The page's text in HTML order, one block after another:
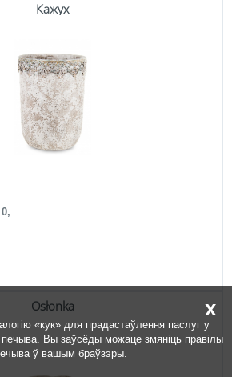
Кажух
0,
Osłonka x
«кук» для прадастаўлення паслуг у
печыва. Вы заўсёды можаце змяніць правілы
ў вашым браўзэры.